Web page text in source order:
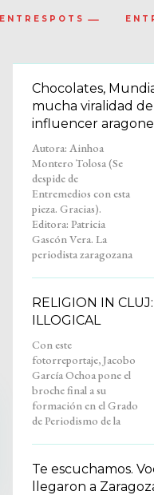
ENTRESPOTS
Chocolates,
mucha viralidad
influencer
Autora: Ainhoa
Montero Tolosa (Se
despide de
Entremedios con esta
pieza. Gracias).
Editora: Patricia
Gascón Vera. La
periodista zaragozana
Sabina Banzo, tras
años como reportera
de televisión y locutora
de spots para grandes
marcas, comenzó su
andadura en redes
RELIGION IN
ILLOGICAL
Con este
fotorreportaje, Jacobo
García Ochoa pone el
broche final a su
formación en el Grado
de Periodismo de la
Facultad de Filosofía y
Letras y cierra también
su etapa como
colaborador de
Entremedios. Su
Te escuchamos.
llegaron a